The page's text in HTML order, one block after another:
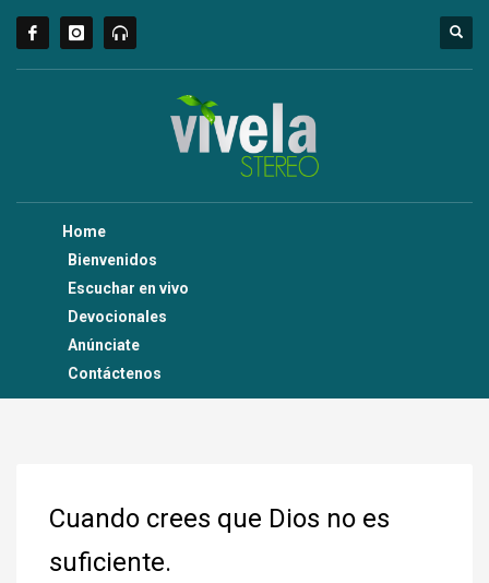
Home
Bienvenidos
Escuchar en vivo
Devocionales
Anúnciate
Contáctenos
Cuando crees que Dios no es
suficiente.